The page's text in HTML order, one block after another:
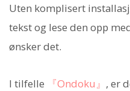
Uten komplisert
tekst og lese den opp
ønsker det.
I tilfelle 『Ondoku』 , er